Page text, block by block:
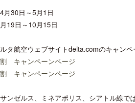
月30日～5月1日
19日～10月15日
タ航空ウェブサイトdelta.comのキャンペ
キャンペーンページ
キャンペーンページ
ンゼルス、ミネアポリス、シアトル線で